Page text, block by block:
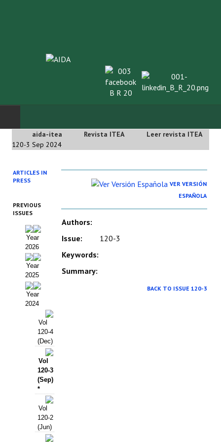
INICIO
Cincuentenario AIDA
Organigrama
Estatutos
Hacerse socio
Noticias
Galería de Fotos
Web AIDA 2.0
REVISTA ITEA
Presentación ITEA
Equipo Editorial
Leer revista ITEA
Directrices para autores/as
aida-itea Revista ITEA
Leer revista ITEA
120-3 Sep 2024
ARTICLES IN
PRESS
PREVIOUS
ISSUES
Year
2026
Year
2025
Year
2024
Vol
120-4
(Dec)
Vol
120-3
(Sep)
*
Vol
120-2
(Jun)
VER VERSIÓN
ESPAÑOLA
Authors:
Issue:
120-3
Keywords:
Summary:
BACK TO ISSUE 120-3